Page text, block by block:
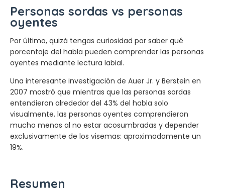
Personas sordas vs personas
oyentes
Por último, quizá tengas curiosidad por saber qué
porcentaje del habla pueden comprender las personas
oyentes mediante lectura labial.
Una interesante investigación de Auer Jr. y Berstein en
2007 mostró que mientras que las personas sordas
entendieron alrededor del 43% del habla solo
visualmente, las personas oyentes comprendieron
mucho menos al no estar acosumbradas y depender
exclusivamente de los visemas: aproximadamente un
19%.
Resumen